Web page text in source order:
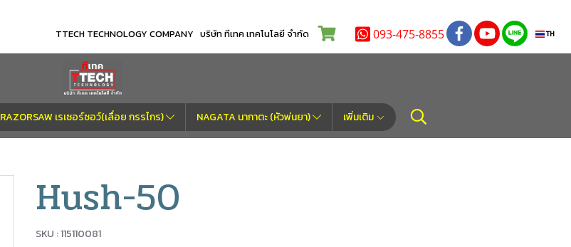
TTECH TECHNOLOGY COMPANY บริษัท ทีเทค เทคโนโลยี จำกัด 093-475-8855 TH
RAZORSAW เรเซอร์ซอว์(เลื่อย กรรไกร) NAGATA นากาตะ (หัวพ่นยา) เพิ่มเติม
Hush-50
SKU : 115110081